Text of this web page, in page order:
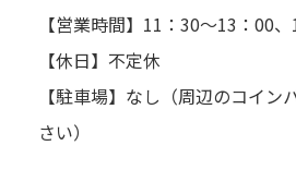
【営業時間】11：30～13：00
【休日】不定休
【駐車場】なし（周辺のコイン
さい）